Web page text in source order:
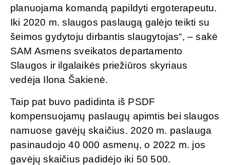
planuojama komandą papildyti ergoterapeutu.
Iki 2020 m. slaugos paslaugą galėjo teikti su
šeimos gydytoju dirbantis slaugytojas“, – sakė
SAM Asmens sveikatos departamento
Slaugos ir ilgalaikės priežiūros skyriaus
vedėja Ilona Šakienė.
Taip pat buvo padidinta iš PSDF
kompensuojamų paslaugų apimtis bei slaugos
namuose gavėjų skaičius. 2020 m. paslauga
pasinaudojo 40 000 asmenų, o 2022 m. jos
gavėjų skaičius padidėjo iki 50 500.